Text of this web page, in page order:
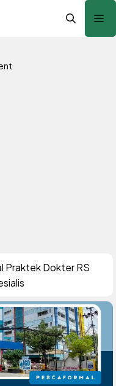
Praktek Dokter RS